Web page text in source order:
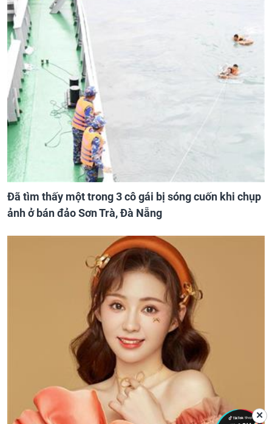
Đã tìm thấy một trong 3 cô gái bị sóng cuốn khi chụp
ảnh ở bán đảo Sơn Trà, Đà Nẵng
✕